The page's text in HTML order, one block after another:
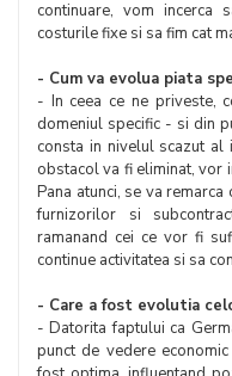
continuare, vom incerca
costurile fixe si sa fim cat
- Cum va evolua piata
- In ceea ce ne priveste,
domeniul specific - si din
consta in nivelul scazut
obstacol va fi eliminat, vor
Pana atunci, se va
furnizorilor si
ramanand cei ce vor fi
continue activitatea si sa
- Care a fost evolutia
- Datorita faptului ca
punct de vedere